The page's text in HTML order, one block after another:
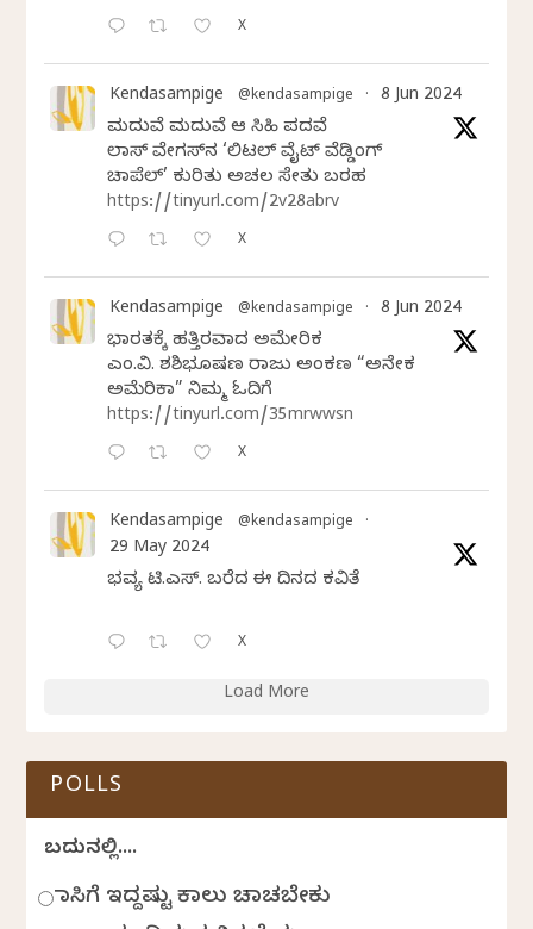
X
Kendasampige @kendasampige · 8 Jun 2024
ಮದುವೆ ಮದುವೆ ಆ ಸಿಹಿ ಪದವೆ
ಲಾಸ್‌ ವೇಗಸ್‌ನ ‘ಲಿಟಲ್ ವೈಟ್ ವೆಡ್ಡಿಂಗ್
ಚಾಪೆಲ್’ ಕುರಿತು ಅಚಲ ಸೇತು ಬರಹ
https://tinyurl.com/2v28abrv
X
Kendasampige @kendasampige · 8 Jun 2024
ಭಾರತಕ್ಕೆ ಹತ್ತಿರವಾದ ಅಮೇರಿಕ
ಎಂ.ವಿ. ಶಶಿಭೂಷಣ ರಾಜು ಅಂಕಣ “ಅನೇಕ
ಅಮೆರಿಕಾ” ನಿಮ್ಮ ಓದಿಗೆ
https://tinyurl.com/35mrwwsn
X
Kendasampige @kendasampige ·
29 May 2024
ಭವ್ಯ ಟಿ.ಎಸ್. ಬರೆದ ಈ ದಿನದ ಕವಿತೆ
X
Load More
POLLS
ಬದುಕಿನಲ್ಲಿ....
ಹಾಸಿಗೆ ಇದ್ದಷ್ಟು ಕಾಲು ಚಾಚಬೇಕು